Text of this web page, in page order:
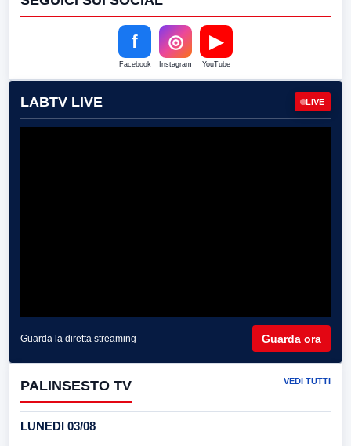
f
Facebook
◎
Instagram
▶
YouTube
LABTV LIVE LIVE
Guarda la diretta streaming Guarda ora
PALINSESTO TV VEDI TUTTI
LUNEDI 03/08